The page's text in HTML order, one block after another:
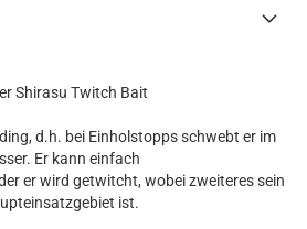
Shirasu Twitch Bait
d.h. bei Einholstopps schwebt er im
Er kann einfach
er wird getwitcht, wobei zweiteres sein
ist.